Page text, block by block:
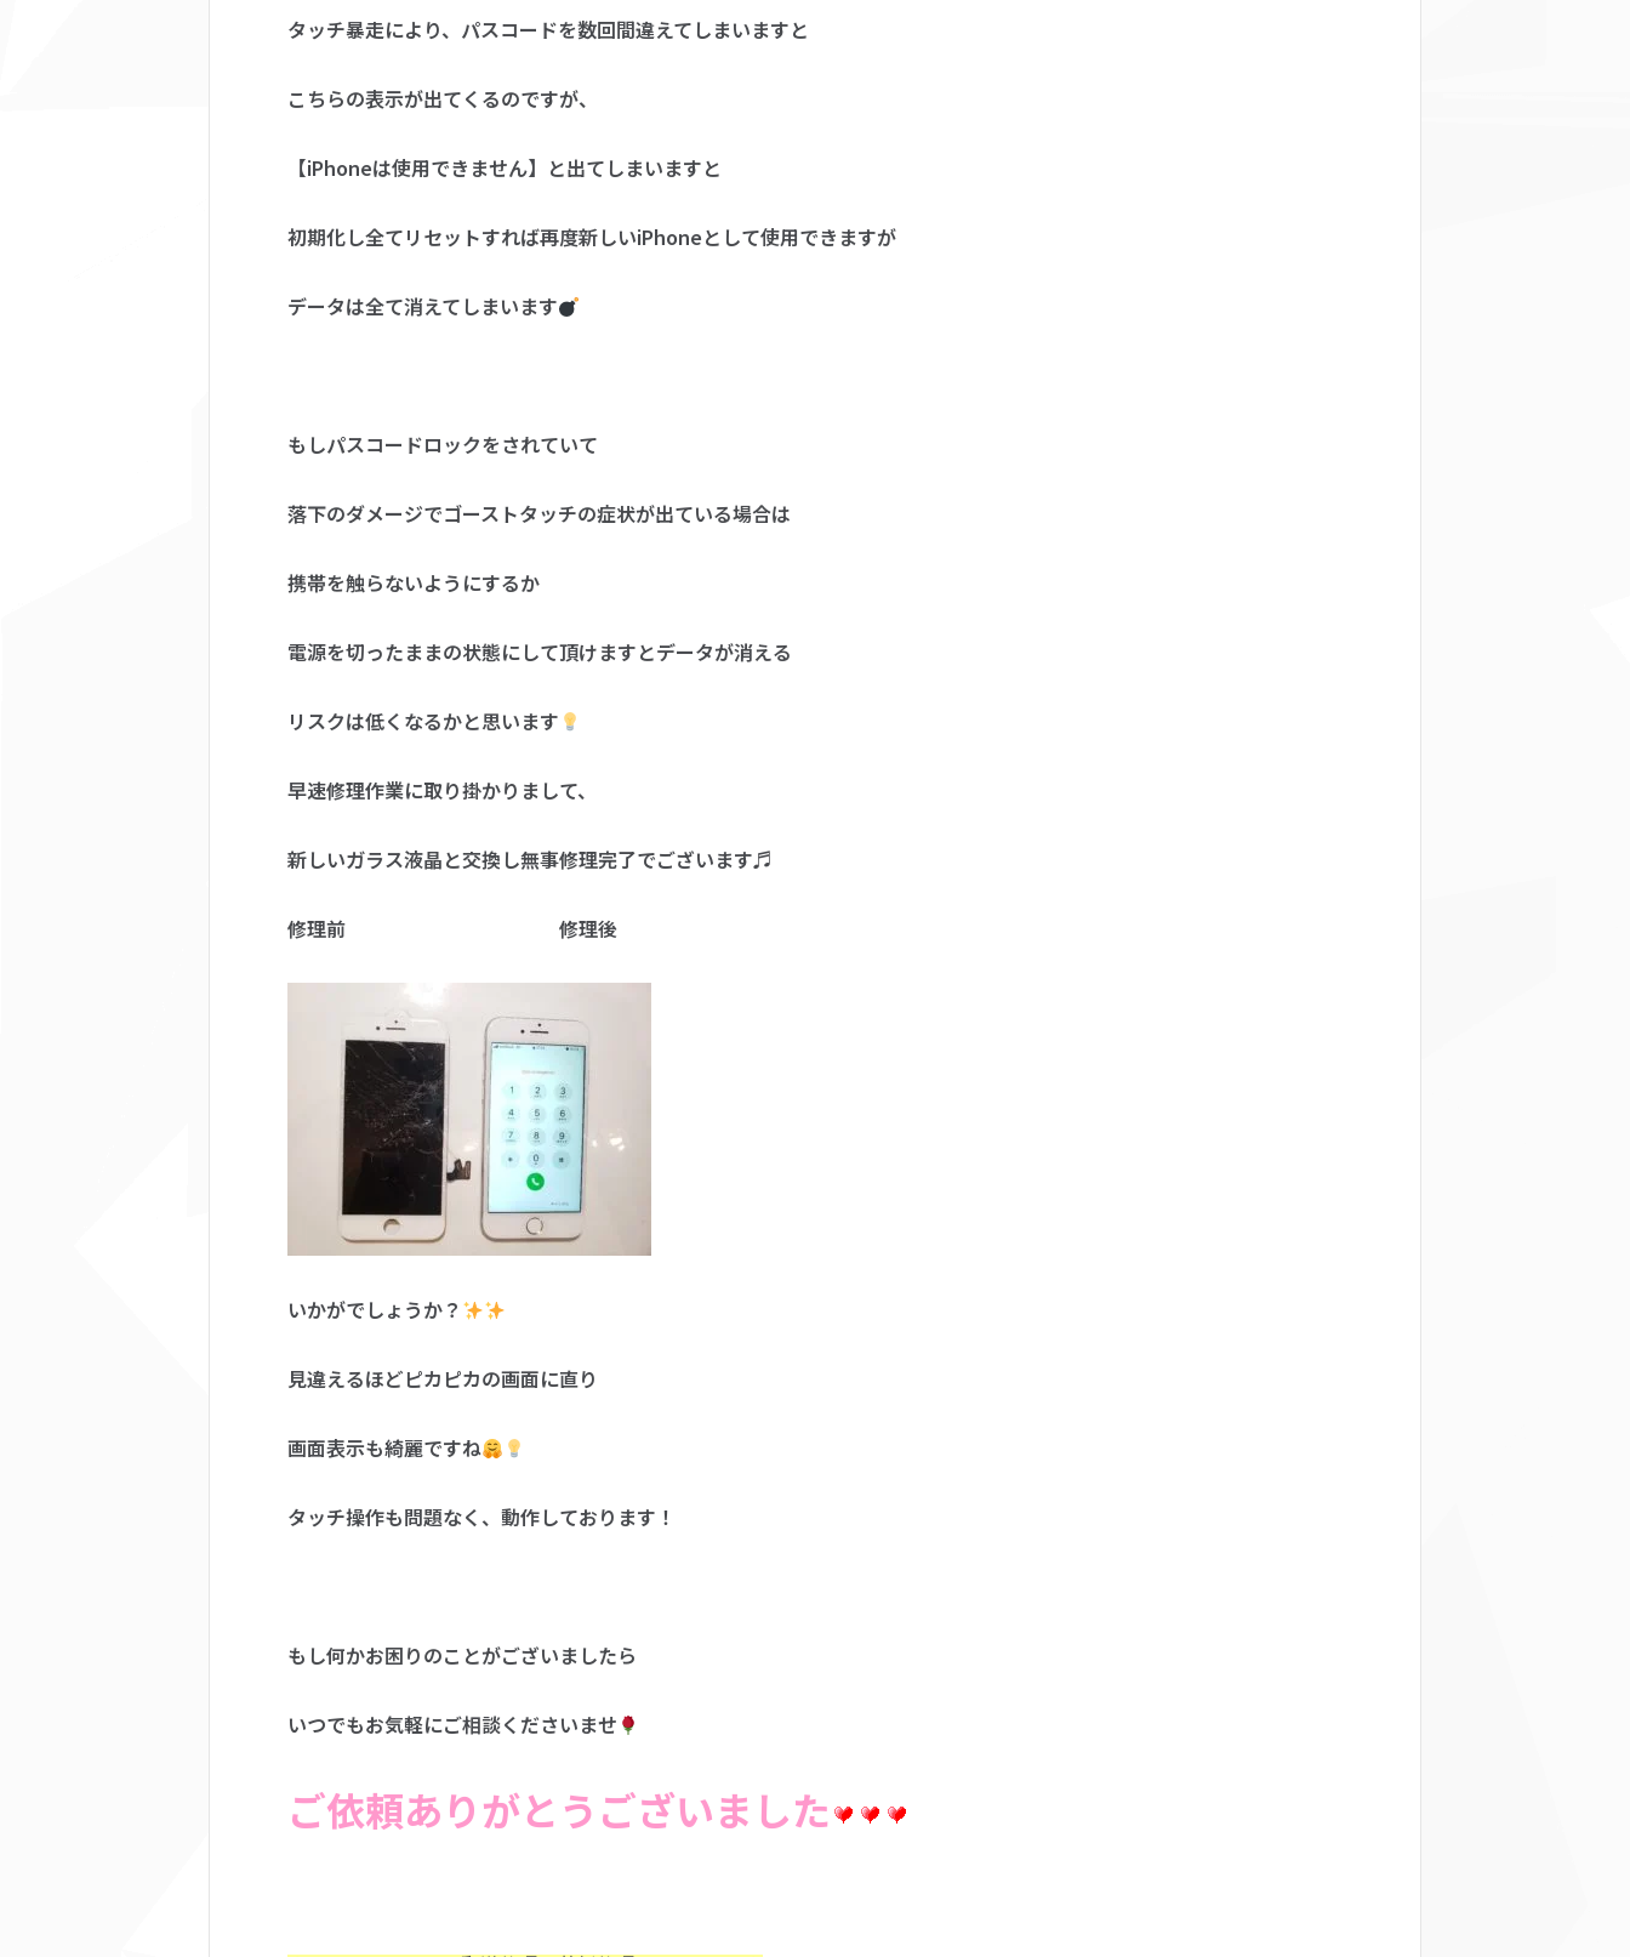
タッチ暴走により、パスコードを数回間違えてしまいますと
こちらの表示が出てくるのですが、
【iPhoneは使用できません】と出てしまいますと
初期化し全てリセットすれば再度新しいiPhoneとして使用できますが
データは全て消えてしまいます
もしパスコードロックをされていて
落下のダメージでゴーストタッチの症状が出ている場合は
携帯を触らないようにするか
電源を切ったままの状態にして頂けますとデータが消える
リスクは低くなるかと思います
早速修理作業に取り掛かりまして、
新しいガラス液晶と交換し無事修理完了でございます♬
修理前 修理後
いかがでしょうか？
見違えるほどピカピカの画面に直り
画面表示も綺麗ですね
タッチ操作も問題なく、動作しております！
もし何かお困りのことがございましたら
いつでもお気軽にご相談くださいませ
ご依頼ありがとうございました